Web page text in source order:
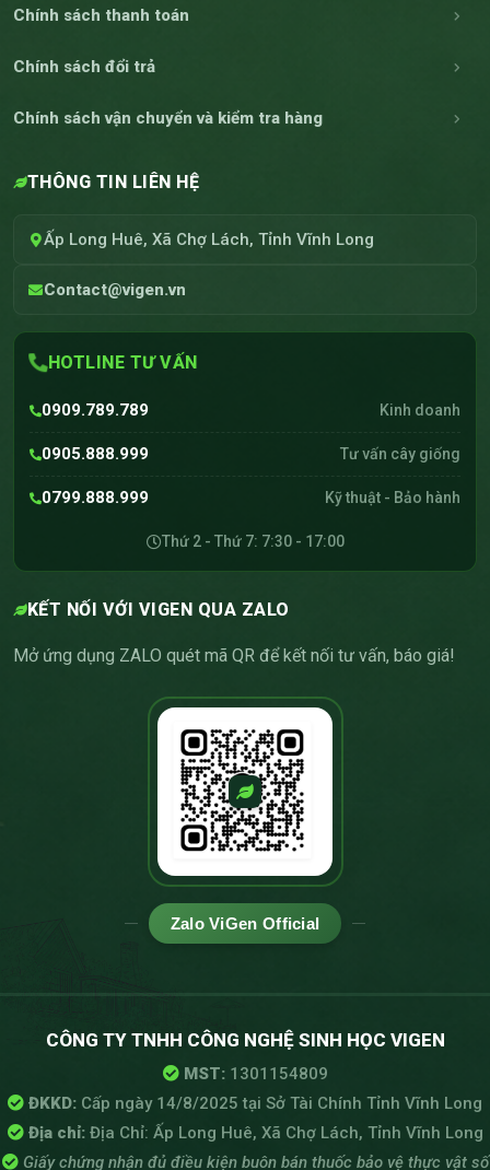
Chính sách thanh toán
Chính sách đổi trả
Chính sách vận chuyển và kiểm tra hàng
THÔNG TIN LIÊN HỆ
Ấp Long Huê, Xã Chợ Lách, Tỉnh Vĩnh Long
Contact@vigen.vn
HOTLINE TƯ VẤN
0909.789.789 Kinh doanh
0905.888.999 Tư vấn cây giống
0799.888.999 Kỹ thuật - Bảo hành
Thứ 2 - Thứ 7: 7:30 - 17:00
KẾT NỐI VỚI VIGEN QUA ZALO
Mở ứng dụng ZALO quét mã QR để kết nối tư vấn, báo giá!
Zalo ViGen Official
CÔNG TY TNHH CÔNG NGHỆ SINH HỌC VIGEN
MST:1301154809
ĐKKD: Cấp ngày 14/8/2025 tại Sở Tài Chính Tỉnh Vĩnh Long
Địa chỉ:Địa Chỉ: Ấp Long Huê, Xã Chợ Lách, Tỉnh Vĩnh Long
Giấy chứng nhận đủ điều kiện buôn bán thuốc bảo vệ thực vật số